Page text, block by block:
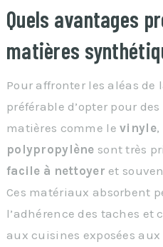
Quels avantages
matières
Pour affronter les aléas
préférable d’opter pour des
matières comme levinyle,
polypropylène sont très
facile à nettoyer et
Ces matériaux absorbent
l’adhérence des taches
aux cuisines exposées